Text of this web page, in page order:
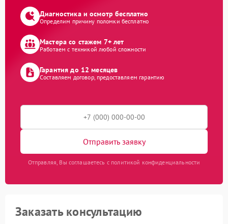
Диагностика и осмотр бесплатно
Определим причину поломки бесплатно
Мастера со стажем 7+ лет
Работаем с техникой любой сложности
Гарантия до 12 месяцев
Составляем договор, предоставляем гарантию
Отправить заявку
Отправляя, Вы соглашаетесь с политикой конфиденциальности
Заказать консультацию